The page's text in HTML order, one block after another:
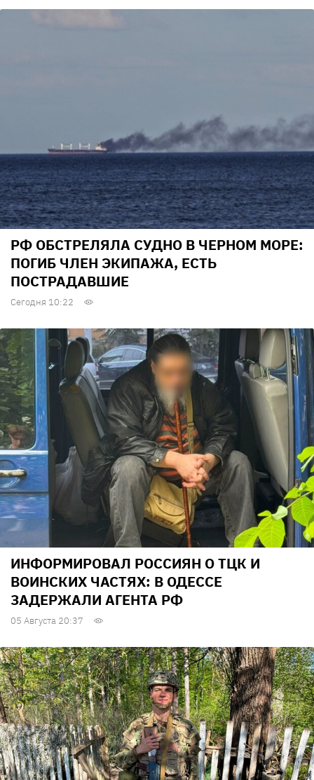
РФ ОБСТРЕЛЯЛА СУДНО В ЧЕРНОМ МОРЕ:
ПОГИБ ЧЛЕН ЭКИПАЖА, ЕСТЬ
ПОСТРАДАВШИЕ
Сегодня 10:22
ИНФОРМИРОВАЛ РОССИЯН О ТЦК И
ВОИНСКИХ ЧАСТЯХ: В ОДЕССЕ
ЗАДЕРЖАЛИ АГЕНТА РФ
05 Августа 20:37